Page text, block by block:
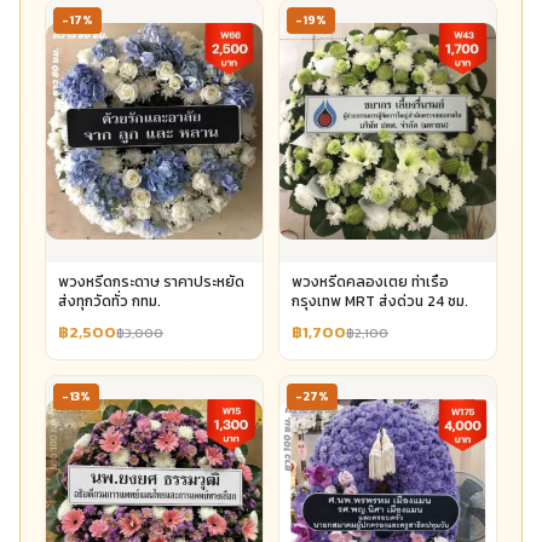
-17%
พวงหรีดกระดาษ ราคาประหยัด
ส่งทุกวัดทั่ว กทม.
฿2,500฿3,000
-19%
พวงหรีดคลองเตย ท่าเรือ
กรุงเทพ MRT ส่งด่วน 24 ชม.
฿1,700฿2,100
-13% -27%